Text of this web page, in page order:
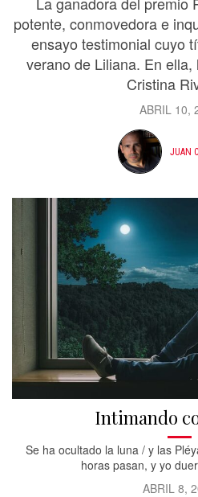
potente, conmovedora e
ensayo testimonial cuyo
verano de Liliana. En
Cristina
ABRIL 10,
JUAN
Intimando
Se ha ocultado la luna / y las
horas pasan, y yo
ABRIL 8,